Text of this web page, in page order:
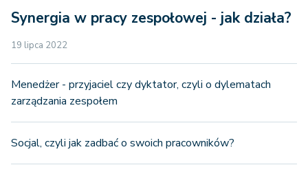
Synergia w pracy zespołowej - jak działa?
19 lipca 2022
Menedżer - przyjaciel czy dyktator, czyli o dylematach
zarządzania zespołem
Socjal, czyli jak zadbać o swoich pracowników?